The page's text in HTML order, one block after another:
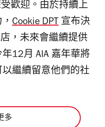
歡迎。由於持續上
Cookie DPT 宣布決
，未來會繼續提供
12月 AIA 嘉年華將
繼續留意他們的社
多